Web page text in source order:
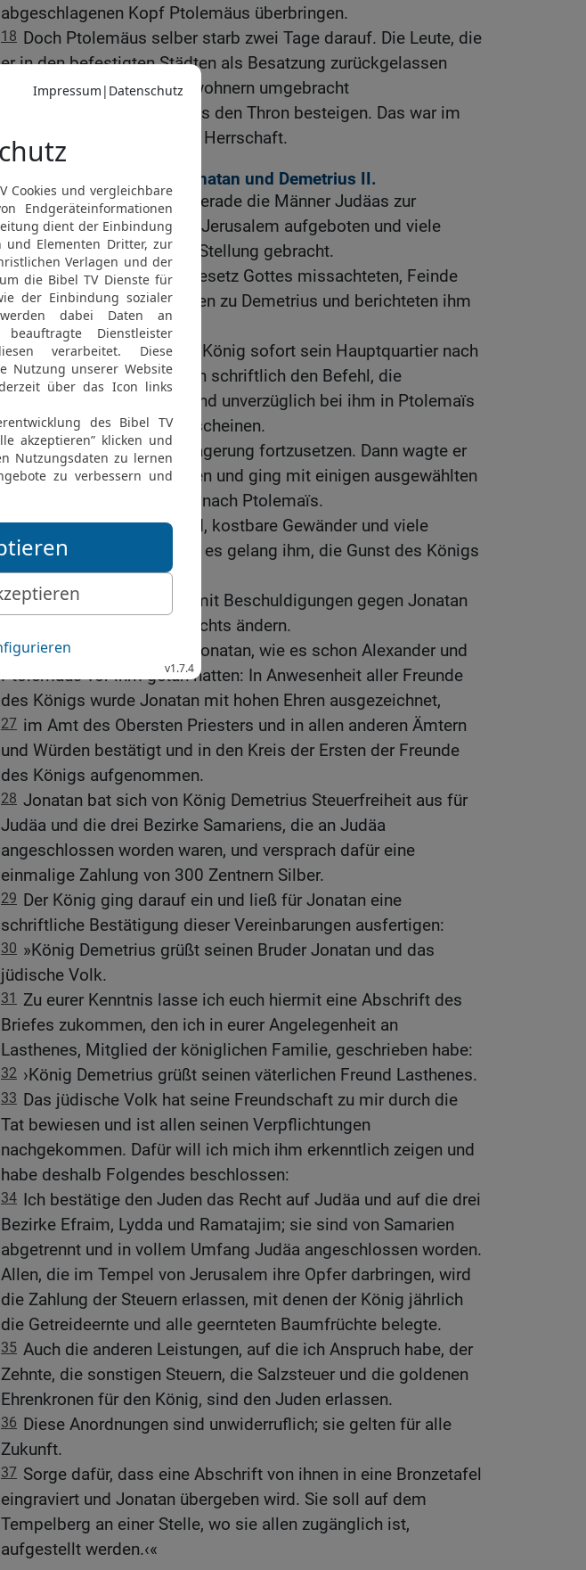
abgeschlagenen Kopf Ptolemäus überbringen.
18 Doch Ptolemäus selber starb zwei Tage darauf. Die Leute, die
er in den befestigten Städten als Besatzung zurückgelassen
hatte, wurden von den Einwohnern umgebracht
und so konnte Demetrius den Thron besteigen. Das war im
167. Jahr der griechischen Herrschaft.
Das Bündnis zwischen Jonatan und Demetrius II.
20 Damals hatte Jonatan gerade die Männer Judäas zur
Belagerung der Festung in Jerusalem aufgeboten und viele
Belagerungsmaschinen in Stellung gebracht.
21 Einige Juden, die das Gesetz Gottes missachteten, Feinde
ihres eigenen Volkes, gingen zu Demetrius und berichteten ihm
davon.
22 Voller Zorn verlegte der König sofort sein Hauptquartier nach
Ptolemaïs und gab Jonatan schriftlich den Befehl, die
Belagerung abzubrechen und unverzüglich bei ihm in Ptolemaïs
zu einer Unterredung zu erscheinen.
23 Jonatan befahl, die Belagerung fortzusetzen. Dann wagte er
sich in die Höhle des Löwen und ging mit einigen ausgewählten
Ratsältesten und Priestern nach Ptolemaïs.
24 Er nahm Silber und Gold, kostbare Gewänder und viele
andere Geschenke mit und es gelang ihm, die Gunst des Königs
zu gewinnen.
25 Verräter aus Israel, die mit Beschuldigungen gegen Jonatan
auftraten, konnten daran nichts ändern.
26 Demetrius behandelte Jonatan, wie es schon Alexander und
Ptolemäus vor ihm getan hatten: In Anwesenheit aller Freunde
des Königs wurde Jonatan mit hohen Ehren ausgezeichnet,
27 im Amt des Obersten Priesters und in allen anderen Ämtern
und Würden bestätigt und in den Kreis der Ersten der Freunde
des Königs aufgenommen.
28 Jonatan bat sich von König Demetrius Steuerfreiheit aus für
Judäa und die drei Bezirke Samariens, die an Judäa
angeschlossen worden waren, und versprach dafür eine
einmalige Zahlung von 300 Zentnern Silber.
29 Der König ging darauf ein und ließ für Jonatan eine
schriftliche Bestätigung dieser Vereinbarungen ausfertigen:
30 »König Demetrius grüßt seinen Bruder Jonatan und das
jüdische Volk.
31 Zu eurer Kenntnis lasse ich euch hiermit eine Abschrift des
Briefes zukommen, den ich in eurer Angelegenheit an
Lasthenes, Mitglied der königlichen Familie, geschrieben habe:
32 ›König Demetrius grüßt seinen väterlichen Freund Lasthenes.
33 Das jüdische Volk hat seine Freundschaft zu mir durch die
Tat bewiesen und ist allen seinen Verpflichtungen
nachgekommen. Dafür will ich mich ihm erkenntlich zeigen und
habe deshalb Folgendes beschlossen:
34 Ich bestätige den Juden das Recht auf Judäa und auf die drei
Bezirke Efraim, Lydda und Ramatajim; sie sind von Samarien
abgetrennt und in vollem Umfang Judäa angeschlossen worden.
Allen, die im Tempel von Jerusalem ihre Opfer darbringen, wird
die Zahlung der Steuern erlassen, mit denen der König jährlich
die Getreideernte und alle geernteten Baumfrüchte belegte.
35 Auch die anderen Leistungen, auf die ich Anspruch habe, der
Zehnte, die sonstigen Steuern, die Salzsteuer und die goldenen
Ehrenkronen für den König, sind den Juden erlassen.
36 Diese Anordnungen sind unwiderruflich; sie gelten für alle
Zukunft.
37 Sorge dafür, dass eine Abschrift von ihnen in eine Bronzetafel
eingraviert und Jonatan übergeben wird. Sie soll auf dem
Tempelberg an einer Stelle, wo sie allen zugänglich ist,
aufgestellt werden.‹«